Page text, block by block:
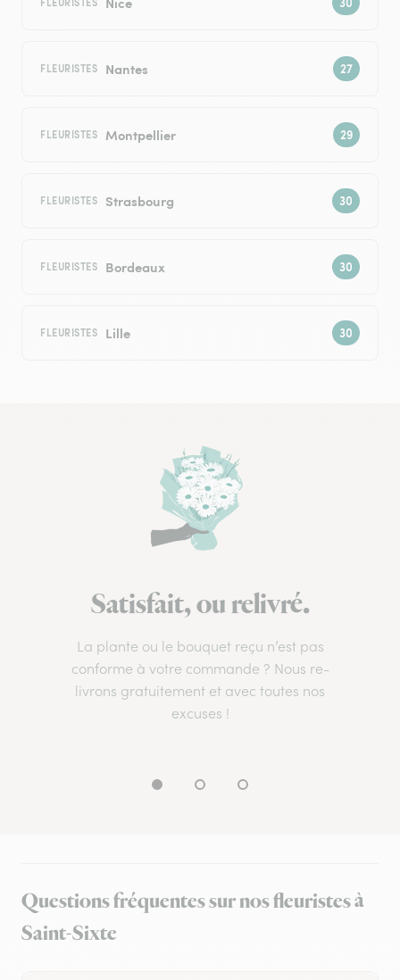
FLEURISTES Nantes
FLEURISTES Montpellier
FLEURISTES Strasbourg
FLEURISTES Bordeaux
FLEURISTES Lille
Satisfait, ou relivré.
La plante ou le bouquet reçu n’est pas
conforme à votre commande ? Nous re-
livrons gratuitement et avec toutes nos
excuses !
Questions fréquentes sur nos fleuristes à
Saint-Sixte